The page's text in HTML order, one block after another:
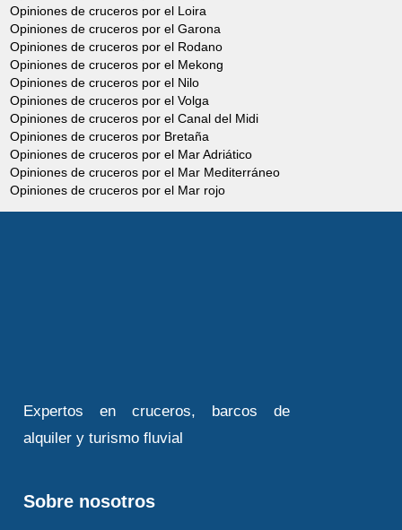
Opiniones de cruceros por el Loira
Opiniones de cruceros por el Garona
Opiniones de cruceros por el Rodano
Opiniones de cruceros por el Mekong
Opiniones de cruceros por el Nilo
Opiniones de cruceros por el Volga
Opiniones de cruceros por el Canal del Midi
Opiniones de cruceros por Bretaña
Opiniones de cruceros por el Mar Adriático
Opiniones de cruceros por el Mar Mediterráneo
Opiniones de cruceros por el Mar rojo
Expertos en cruceros, barcos de
alquiler y turismo fluvial
Sobre nosotros